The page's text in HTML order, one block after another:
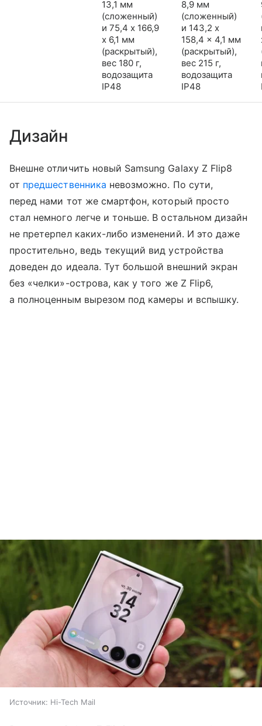
13,1 мм
(сложенный)
и 75,4 x 166,9
x 6,1 мм
(раскрытый),
вес 180 г,
водозащита
IP48
8,9 мм
(сложенный)
и 143,2 x
158,4 x 4,1 мм
(раскрытый),
вес 215 г,
водозащита
IP48
Дизайн
Внешне отличить новый Samsung Galaxy Z Flip8
от предшественника невозможно. По сути,
перед нами тот же смартфон, который просто
стал немного легче и тоньше. В остальном дизайн
не претерпел каких-либо изменений. И это даже
простительно, ведь текущий вид устройства
доведен до идеала. Тут большой внешний экран
без «челки»-острова, как у того же Z Flip6,
а полноценным вырезом под камеры и вспышку.
Источник: Hi-Tech Mail